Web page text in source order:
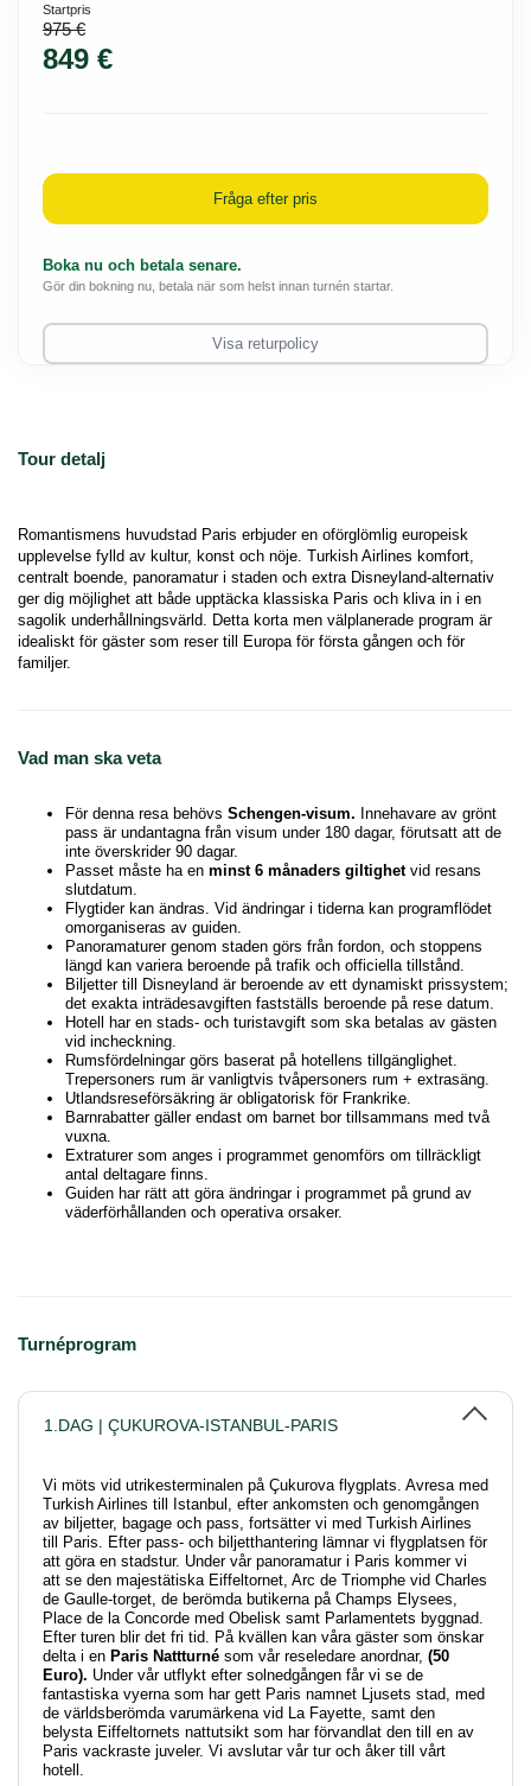
Tour detalj
Romantismens huvudstad Paris erbjuder en oförglömlig europeisk
upplevelse fylld av kultur, konst och nöje. Turkish Airlines komfort,
centralt boende, panoramatur i staden och extra Disneyland-alternativ
ger dig möjlighet att både upptäcka klassiska Paris och kliva in i en
sagolik underhållningsvärld. Detta korta men välplanerade program är
idealiskt för gäster som reser till Europa för första gången och för
familjer.
Vad man ska veta
För denna resa behövs Schengen-visum. Innehavare av grönt
pass är undantagna från visum under 180 dagar, förutsatt att de
inte överskrider 90 dagar.
Passet måste ha en minst 6 månaders giltighetvid resans
slutdatum.
Flygtider kan ändras. Vid ändringar i tiderna kan programflödet
omorganiseras av guiden.
Panoramaturer genom staden görs från fordon, och stoppens
längd kan variera beroende på trafik och officiella tillstånd.
Biljetter till Disneyland är beroende av ett dynamiskt prissystem;
det exakta inträdesavgiften fastställs beroende på rese datum.
Hotell har en stads- och turistavgift som ska betalas av gästen
vid incheckning.
Rumsfördelningar görs baserat på hotellens tillgänglighet.
Trepersoners rum är vanligtvis tvåpersoners rum + extrasäng.
Utlandsreseförsäkring är obligatorisk för Frankrike.
Barnrabatter gäller endast om barnet bor tillsammans med två
vuxna.
Extraturer som anges i programmet genomförs om tillräckligt
antal deltagare finns.
Guiden har rätt att göra ändringar i programmet på grund av
väderförhållanden och operativa orsaker.
Turnéprogram
1.DAG | ÇUKUROVA-ISTANBUL-PARIS
Vi möts vid utrikesterminalen på Çukurova flygplats. Avresa med
Turkish Airlines till Istanbul, efter ankomsten och genomgången
av biljetter, bagage och pass, fortsätter vi med Turkish Airlines
till Paris. Efter pass- och biljetthantering lämnar vi flygplatsen för
att göra en stadstur. Under vår panoramatur i Paris kommer vi
att se den majestätiska Eiffeltornet, Arc de Triomphe vid Charles
de Gaulle-torget, de berömda butikerna på Champs Elysees,
Place de la Concorde med Obelisk samt Parlamentets byggnad.
Efter turen blir det fri tid. På kvällen kan våra gäster som önskar
delta i en Paris Nattturné som vår reseledare anordnar, (50
Euro). Under vår utflykt efter solnedgången får vi se de
fantastiska vyerna som har gett Paris namnet Ljusets stad, med
de världsberömda varumärkena vid La Fayette, samt den
belysta Eiffeltornets nattutsikt som har förvandlat den till en av
Paris vackraste juveler. Vi avslutar vår tur och åker till vårt
hotell.
Startpris
975 €
849 €
Fråga efter pris
Boka nu och betala senare.
Gör din bokning nu, betala när som helst innan turnén startar.
Visa returpolicy